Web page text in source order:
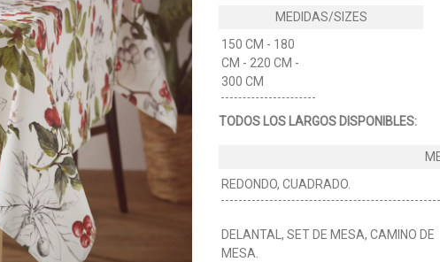
150 CM - 180
CM - 220 CM -
300 CM
TODOS LOS LARGOS DISPONIBLES:
REDONDO, CUADRADO.
DELANTAL, SET DE MESA, CAMINO DE
MESA.